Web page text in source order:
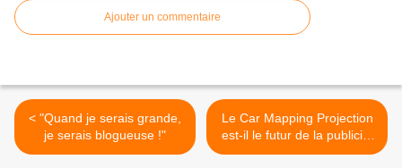
Ajouter un commentaire
< "Quand je serais grande,
je serais blogueuse !"
Le Car Mapping Projection
est-il le futur de la publicité
? >